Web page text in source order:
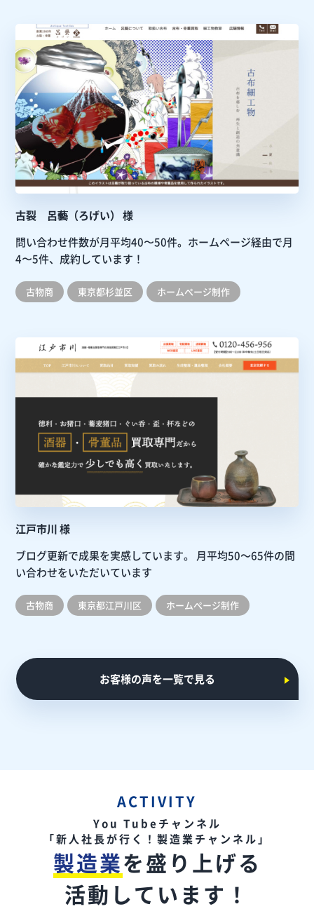
古裂 呂藝（ろげい） 様
問い合わせ件数が月平均40〜50件。ホームページ経由で月
4〜5件、成約しています！
古物商 東京都杉並区 ホームぺージ制作
江戸市川 様
ブログ更新で成果を実感しています。
月平均50～65件の問
い合わせをいただいています
古物商 東京都江戸川区 ホームぺージ制作
お客様の声を一覧で見る
ACTIVITY
You Tubeチャンネル
「新人社長が行く！製造業チャンネル」
製造業を盛り上げる
活動しています！